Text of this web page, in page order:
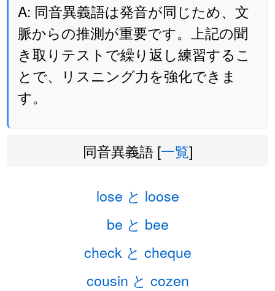
A: 同音異義語は発音が同じため、文
脈からの推測が重要です。上記の聞
き取りテストで繰り返し練習するこ
とで、リスニング力を強化できま
す。
同音異義語 [一覧]
lose と loose
be と bee
check と cheque
cousin と cozen